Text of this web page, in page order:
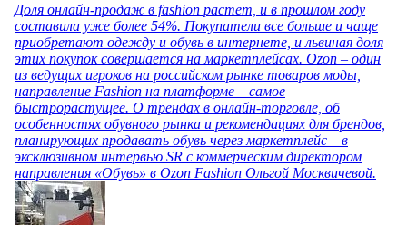
Доля онлайн-продаж в fashion растет, и в прошлом году
составила уже более 54%. Покупатели все больше и чаще
приобретают одежду и обувь в интернете, и львиная доля
этих покупок совершается на маркетплейсах. Ozon – один
из ведущих игроков на российском рынке товаров моды,
направление Fashion на платформе – самое
быстрорастущее. О трендах в онлайн-торговле, об
особенностях обувного рынка и рекомендациях для брендов,
планирующих продавать обувь через маркетплейс – в
эксклюзивном интервью SR с коммерческим директором
направления «Обувь» в Ozon Fashion Ольгой Москвичевой.